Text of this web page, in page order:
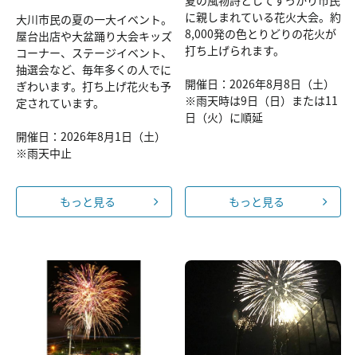
大川市民の夏の一大イベント。
屋台出店や大盆踊り大会キッズ
コーナー、ステージイベント、
抽選会など、毎年多くの人でに
ぎわいます。打ち上げ花火も予
定されています。
開催日：2026年8月1日（土）
※雨天中止
もっと見る
に親しまれている花火大会。約
8,000発の色とりどりの花火が
打ち上げられます。
開催日：2026年8月8日（土）
※雨天時は9日（日）または11
日（火）に順延
もっと見る